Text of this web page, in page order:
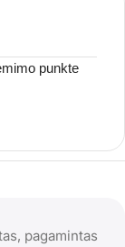
punkte
pagamintas